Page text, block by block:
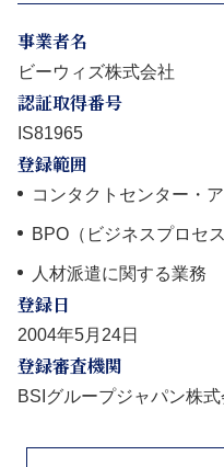
事業者名
ビーウィズ株式会社
認証取得番号
IS81965
登録範囲
コンタクトセンター・
BPO（ビジネスプロセ
人材派遣に関する業務
登録日
2004年5月24日
登録審査機関
BSIグループジャパン株式